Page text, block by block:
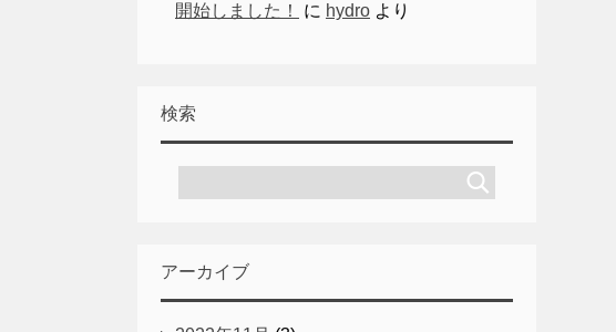
開始しました！
に hydro より
検索
アーカイブ